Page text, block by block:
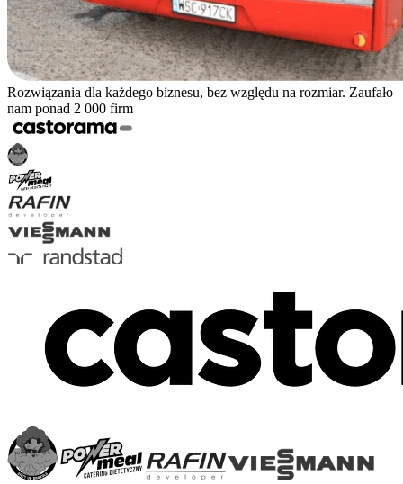
Rozwiązania dla każdego biznesu, bez względu na rozmiar. Zaufało
nam ponad 2 000 firm